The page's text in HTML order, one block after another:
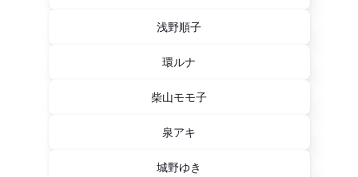
浅野順子
環ルナ
柴山モモ子
泉アキ
城野ゆき